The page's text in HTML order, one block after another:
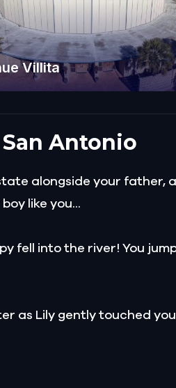
Villita
Antonio
alongside your
like you...
fell into the river! You
as Lily gently touched